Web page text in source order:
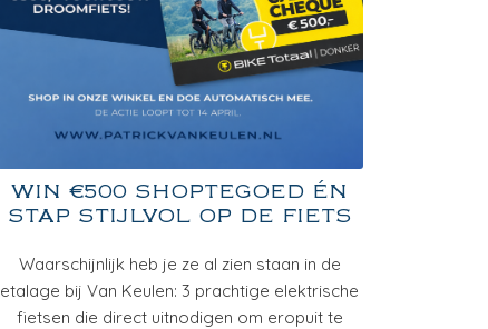
WIN €500 SHOPTEGOED ÉN
STAP STIJLVOL OP DE FIETS
Waarschijnlijk heb je ze al zien staan in de
etalage bij Van Keulen: 3 prachtige elektrische
fietsen die direct uitnodigen om eropuit te